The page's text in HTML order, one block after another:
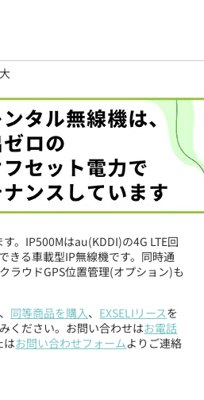
。IP500Mはau(KDDI)の4G LTE回
きる車載型IP無線機です。同時通
ラウドGPS位置管理(オプション)も
、 同等商品を購入、 EXSELIリースを
ください。お問い合わせはお電話
はお問い合わせフォームよりご連絡